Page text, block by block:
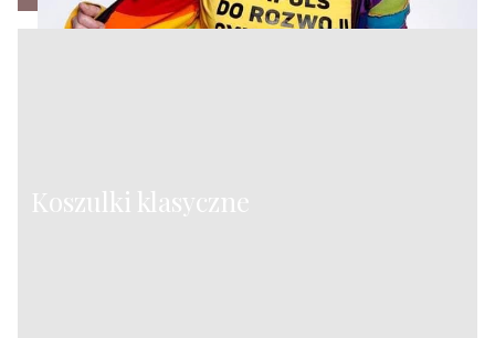
Koszulki klasyczne